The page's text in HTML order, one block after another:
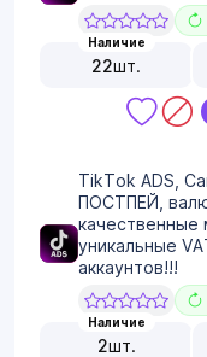
Наличие
22шт.
TikTok ADS,
ПОСТПЕЙ,
качественные
уникальные
аккаунтов!!!
Наличие
2шт.